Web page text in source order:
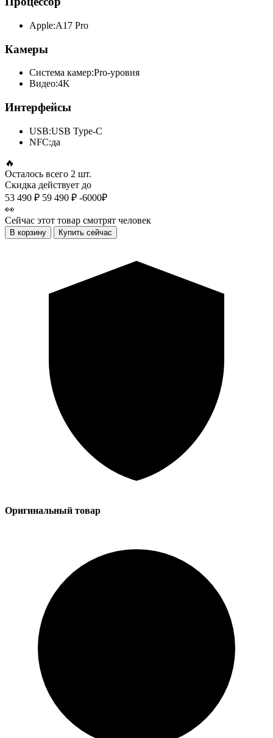
Apple:A17 Pro
Камеры
Система камер:Pro-уровня
Видео:4K
Интерфейсы
USB:USB Type-C
NFC:да
🔥
Осталось всего 2 шт.
Скидка действует до
53 490 ₽ 59 490 ₽ -6000₽
👀
Сейчас этот товар смотрят человек
В корзину Купить сейчас
Оригинальный товар